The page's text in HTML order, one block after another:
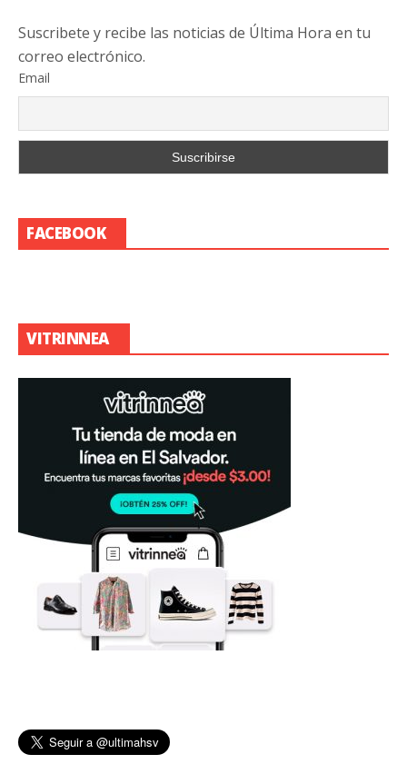
Suscribete y recibe las noticias de Última Hora en tu
correo electrónico.
Email
FACEBOOK
VITRINNEA